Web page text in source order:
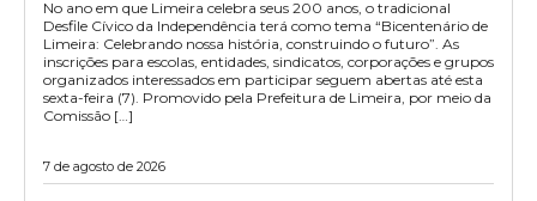
No ano em que Limeira celebra seus 200 anos, o tradicional
Desfile Cívico da Independência terá como tema “Bicentenário de
Limeira: Celebrando nossa história, construindo o futuro”. As
inscrições para escolas, entidades, sindicatos, corporações e grupos
organizados interessados em participar seguem abertas até esta
sexta-feira (7). Promovido pela Prefeitura de Limeira, por meio da
Comissão […]
7 de agosto de 2026